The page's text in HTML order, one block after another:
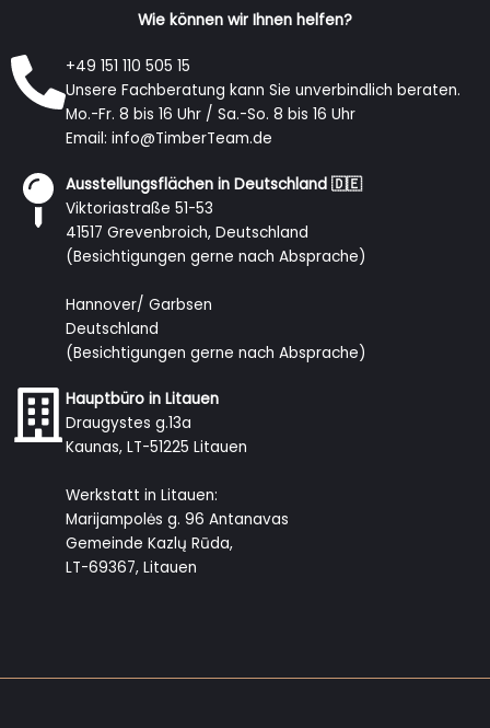
Wie können wir Ihnen helfen?
+49 151 110 505 15
Unsere Fachberatung kann Sie unverbindlich beraten.
Mo.-Fr. 8 bis 16 Uhr / Sa.-So. 8 bis 16 Uhr
Email: info@TimberTeam.de
Ausstellungsflächen in Deutschland 🇩🇪
Viktoriastraße 51-53
41517 Grevenbroich, Deutschland
(Besichtigungen gerne nach Absprache)
Hannover/ Garbsen
Deutschland
(Besichtigungen gerne nach Absprache)
Hauptbüro in Litauen
Draugystes g.13a
Kaunas, LT-51225 Litauen
Werkstatt in Litauen:
Marijampolės g. 96 Antanavas
Gemeinde Kazlų Rūda,
LT-69367, Litauen